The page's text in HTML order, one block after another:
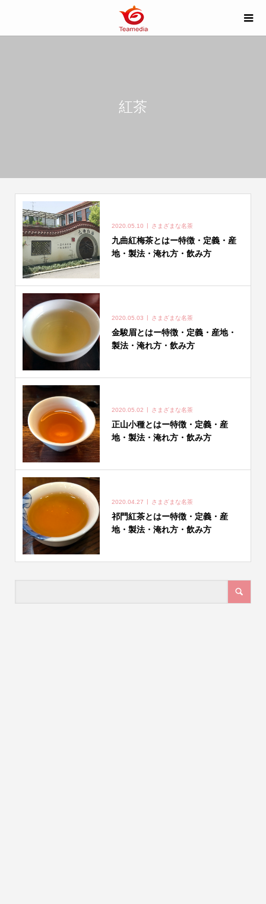
紅茶
2020.05.10 さまざまな名茶
九曲紅梅茶とはー特徴・定義・産
地・製法・淹れ方・飲み方
2020.05.03 さまざまな名茶
金駿眉とはー特徴・定義・産地・
製法・淹れ方・飲み方
2020.05.02 さまざまな名茶
正山小種とはー特徴・定義・産
地・製法・淹れ方・飲み方
2020.04.27 さまざまな名茶
祁門紅茶とはー特徴・定義・産
地・製法・淹れ方・飲み方